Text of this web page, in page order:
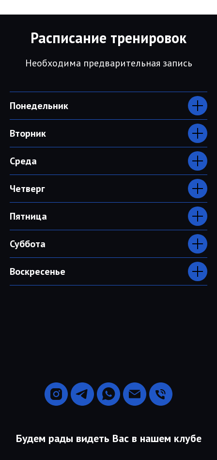
Расписание тренировок
Необходима предварительная запись
Понедельник
Вторник
Среда
Четверг
Пятница
Суббота
Воскресенье
Будем рады видеть Вас в нашем клубе